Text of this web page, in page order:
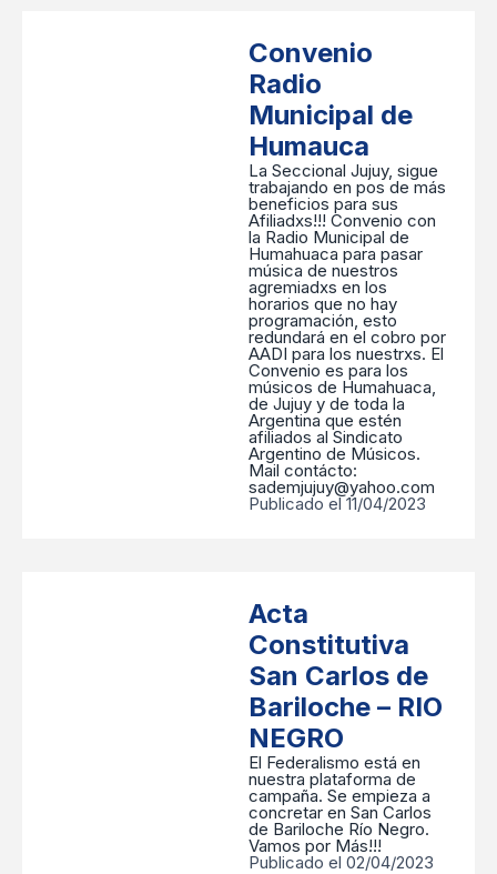
Convenio
Radio
Municipal de
Humauca
La Seccional Jujuy, sigue
trabajando en pos de más
beneficios para sus
Afiliadxs!!! Convenio con
la Radio Municipal de
Humahuaca para pasar
música de nuestros
agremiadxs en los
horarios que no hay
programación, esto
redundará en el cobro por
AADI para los nuestrxs. El
Convenio es para los
músicos de Humahuaca,
de Jujuy y de toda la
Argentina que estén
afiliados al Sindicato
Argentino de Músicos.
Mail contácto:
sademjujuy@yahoo.com
Publicado el 11/04/2023
Acta
Constitutiva
San Carlos de
Bariloche – RIO
NEGRO
El Federalismo está en
nuestra plataforma de
campaña. Se empieza a
concretar en San Carlos
de Bariloche Río Negro.
Vamos por Más!!!
Publicado el 02/04/2023